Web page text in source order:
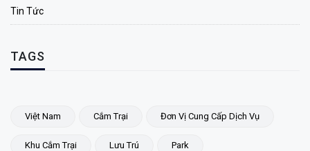
Tin Tức
TAGS
Việt Nam Cắm Trại Đơn Vị Cung Cấp Dịch Vụ
Khu Cắm Trại Lưu Trú Park